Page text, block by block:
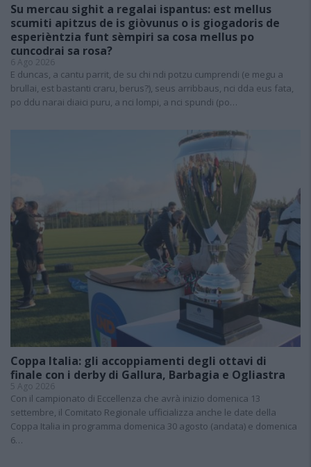
Su mercau sighit a regalai ispantus: est mellus
scumiti apitzus de is giòvunus o is giogadoris de
esperièntzia funt sèmpiri sa cosa mellus po
cuncodrai sa rosa?
6 Ago 2026
E duncas, a cantu parrit, de su chi ndi potzu cumprendi (e megu a
brullai, est bastanti craru, berus?), seus arribbaus, nci dda eus fata,
po ddu narai diaici puru, a nci lompi, a nci spundi (po…
Coppa Italia: gli accoppiamenti degli ottavi di
finale con i derby di Gallura, Barbagia e Ogliastra
5 Ago 2026
Con il campionato di Eccellenza che avrà inizio domenica 13
settembre, il Comitato Regionale ufficializza anche le date della
Coppa Italia in programma domenica 30 agosto (andata) e domenica
6…